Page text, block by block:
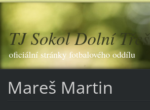
TJ Sokol Dolní
oficiální stránky fotbalového oddílu
Mareš Martin